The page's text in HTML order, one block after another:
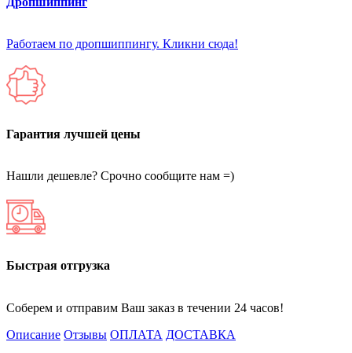
Работаем по дропшиппингу. Кликни сюда!
Гарантия лучшей цены
Нашли дешевле? Срочно сообщите нам =)
Быстрая отгрузка
Соберем и отправим Ваш заказ в течении 24 часов!
Описание Отзывы ОПЛАТА ДОСТАВКА